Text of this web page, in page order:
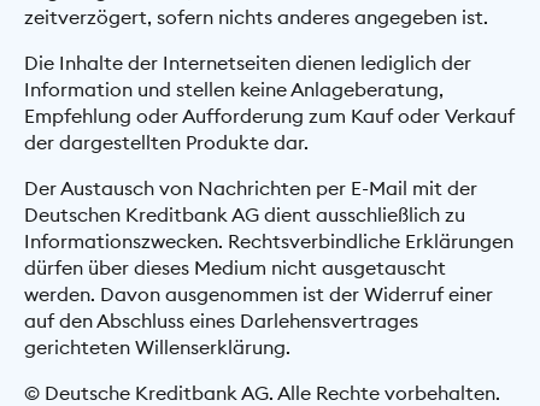
zeitverzögert, sofern nichts anderes angegeben ist.
Die Inhalte der Internetseiten dienen lediglich der
Information und stellen keine Anlageberatung,
Empfehlung oder Aufforderung zum Kauf oder Verkauf
der dargestellten Produkte dar.
Der Austausch von Nachrichten per E-Mail mit der
Deutschen Kreditbank AG dient ausschließlich zu
Informationszwecken. Rechtsverbindliche Erklärungen
dürfen über dieses Medium nicht ausgetauscht
werden. Davon ausgenommen ist der Widerruf einer
auf den Abschluss eines Darlehensvertrages
gerichteten Willenserklärung.
© Deutsche Kreditbank AG. Alle Rechte vorbehalten.